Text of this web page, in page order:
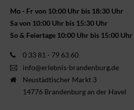
Mo - Fr von 10:00 Uhr bis 18:30 Uhr
Sa von 10:00 Uhr bis 15:30 Uhr
So & Feiertage 10:00 Uhr bis 15:00 Uhr
0 33 81 - 79 63 60
info@erlebnis-brandenburg.de
Neustädtischer Markt 3
14776 Brandenburg an der Havel